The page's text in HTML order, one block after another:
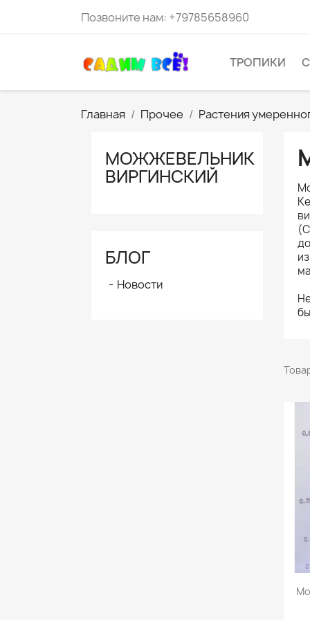
Позвоните нам: +79785658960
ТРОПИКИ
Главная Прочее Растения
МОЖЖЕВЕЛЬНИК
ВИРГИНСКИЙ
БЛОГ
Новости